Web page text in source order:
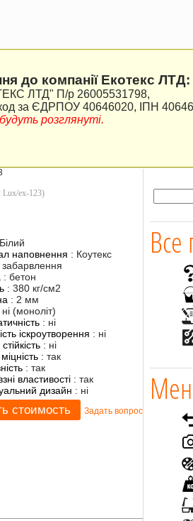
до компанії Екотекс ЛТД:
ЛТД" П/р 26005531798,
за ЄДРПОУ 40646020, ІПН
розглянуті.
Все
Lux/ex-123)
Білий
наповнення : Коутекс
забарвлення
:бетон
:380 кг/см2
: 2 мм
ні (моноліт)
: ні
іскроутворення : ні
: ні
:так
:так
властивості :так
дизайн : ні
Задать вопрос